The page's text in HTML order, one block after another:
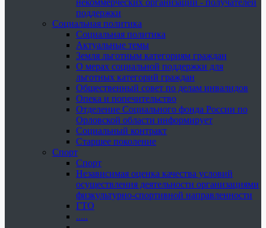
некоммерческих организаций - получателей
поддержки
Социальная политика
Социальная политика
Актуальные темы
Земля льготным категориям граждан
О мерах социальной поддержки для
льготных категорий граждан
Общественный совет по делам инвалидов
Опека и попечительство
Отделение Социального фонда России по
Орловской области информирует
Социальный контракт
Старшее поколение
Спорт
Спорт
Независимая оценка качества условий
осуществления деятельности организациями
физкультурно-спортивной направленности
ГТО
.....